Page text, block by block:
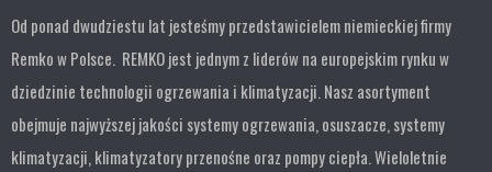
Od ponad dwudziestu lat jesteśmy przedstawicielem niemieckiej firmy
Remko w Polsce. REMKO jest jednym z liderów na europejskim rynku w
dziedzinie technologii ogrzewania i klimatyzacji. Nasz asortyment
obejmuje najwyższej jakości systemy ogrzewania, osuszacze, systemy
klimatyzacji, klimatyzatory przenośne oraz pompy ciepła. Wieloletnie